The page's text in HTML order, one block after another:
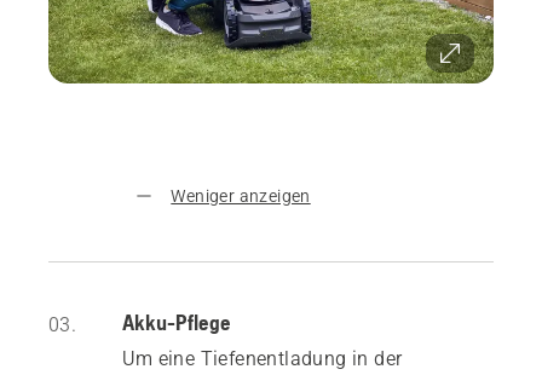
Weniger anzeigen
03. Akku-Pflege
Um eine Tiefenentladung in der